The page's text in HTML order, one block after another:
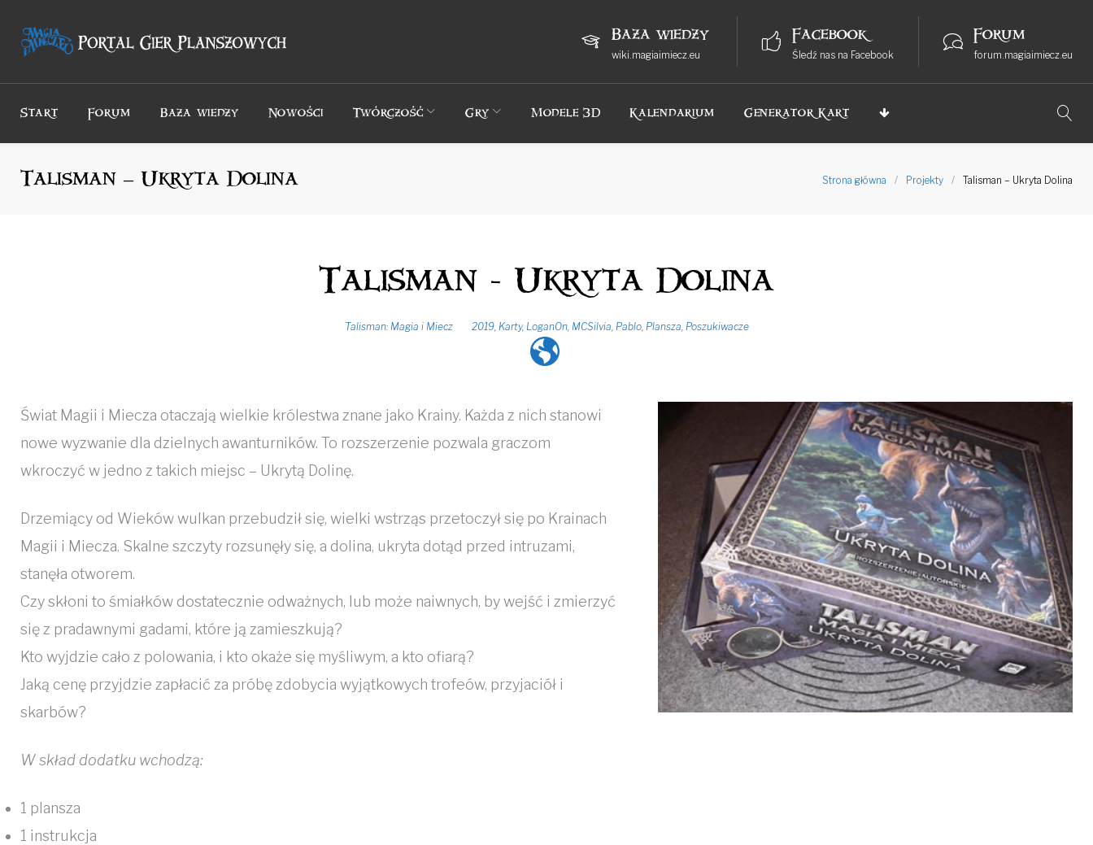
Baza wiedzy
wiki.magiaimiecz.eu
Facebook
Śledź nas na Facebook
Forum
forum.magiaimiecz.eu
Start Forum Baza wiedzy Nowości Twórczość Gry Modele 3D Kalendarium Generator Kart
Talisman – Ukryta Dolina Strona główna / Projekty / Talisman – Ukryta Dolina
Talisman - Ukryta Dolina
Talisman: Magia i Miecz 2019, Karty, LoganOn, MCSilvia, Pablo, Plansza, Poszukiwacze
Świat Magii i Miecza otaczają wielkie królestwa znane jako Krainy. Każda z nich stanowi
nowe wyzwanie dla dzielnych awanturników. To rozszerzenie pozwala graczom
wkroczyć w jedno z takich miejsc – Ukrytą Dolinę.
Drzemiący od Wieków wulkan przebudził się, wielki wstrząs przetoczył się po Krainach
Magii i Miecza. Skalne szczyty rozsunęły się, a dolina, ukryta dotąd przed intruzami,
stanęła otworem.
Czy skłoni to śmiałków dostatecznie odważnych, lub może naiwnych, by wejść i zmierzyć
się z pradawnymi gadami, które ją zamieszkują?
Kto wyjdzie cało z polowania, i kto okaże się myśliwym, a kto ofiarą?
Jaką cenę przyjdzie zapłacić za próbę zdobycia wyjątkowych trofeów, przyjaciół i
skarbów?
W skład dodatku wchodzą:
1 plansza
1 instrukcja